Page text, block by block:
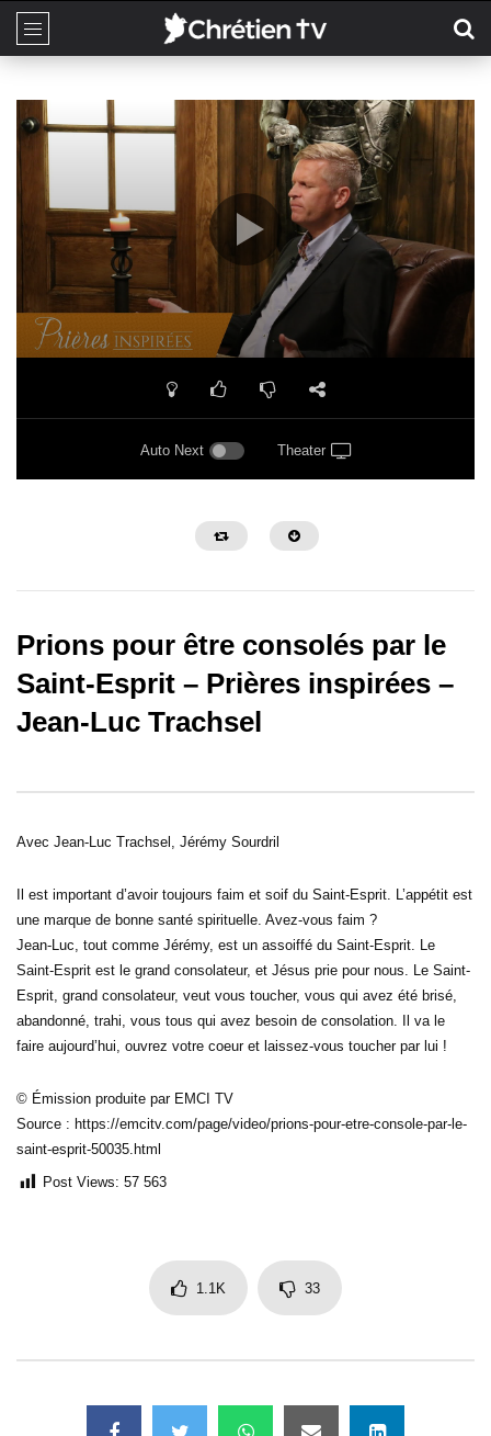
Auto Next Theater
30:32
Prions pour être consolés par le
Saint-Esprit – Prières inspirées –
Jean-Luc Trachsel
Avec Jean-Luc Trachsel, Jérémy Sourdril
Il est important d’avoir toujours faim et soif du Saint-Esprit. L’appétit est
une marque de bonne santé spirituelle. Avez-vous faim ?
Jean-Luc, tout comme Jérémy, est un assoiffé du Saint-Esprit. Le
Saint-Esprit est le grand consolateur, et Jésus prie pour nous. Le Saint-
Esprit, grand consolateur, veut vous toucher, vous qui avez été brisé,
abandonné, trahi, vous tous qui avez besoin de consolation. Il va le
faire aujourd’hui, ouvrez votre coeur et laissez-vous toucher par lui !
© Émission produite par EMCI TV
Source : https://emcitv.com/page/video/prions-pour-etre-console-par-le-
saint-esprit-50035.html
Post Views: 57 563
1.1K 33